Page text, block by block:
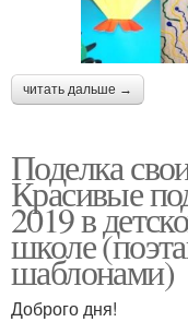
читать дальше →
Поделка
Красивые
2019 в
школе
шаблонами)
Доброго дня!